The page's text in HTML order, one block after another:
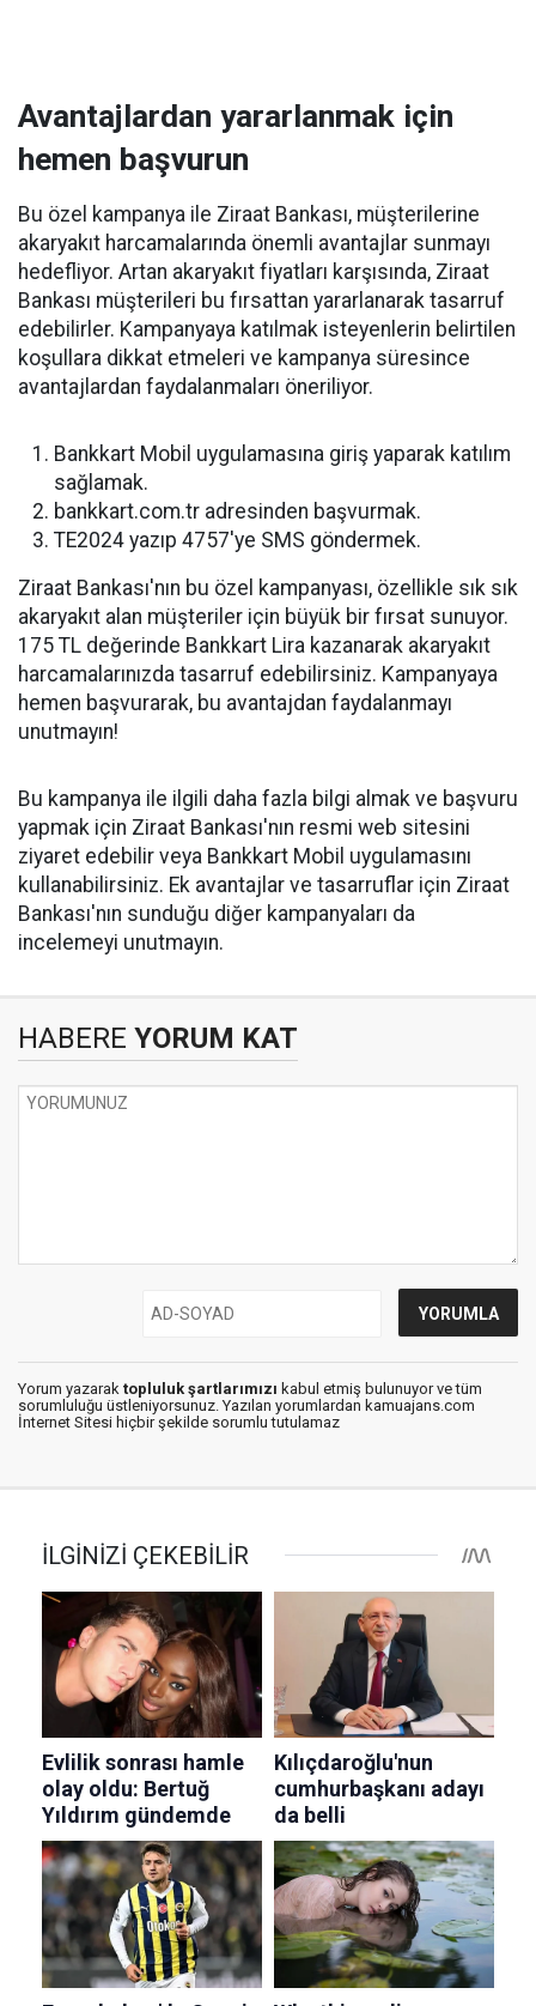
Avantajlardan yararlanmak için
hemen başvurun
Bu özel kampanya ile Ziraat Bankası, müşterilerine
akaryakıt harcamalarında önemli avantajlar sunmayı
hedefliyor. Artan akaryakıt fiyatları karşısında, Ziraat
Bankası müşterileri bu fırsattan yararlanarak tasarruf
edebilirler. Kampanyaya katılmak isteyenlerin belirtilen
koşullara dikkat etmeleri ve kampanya süresince
avantajlardan faydalanmaları öneriliyor.
Bankkart Mobil uygulamasına giriş yaparak katılım
sağlamak.
bankkart.com.tr adresinden başvurmak.
TE2024 yazıp 4757'ye SMS göndermek.
Ziraat Bankası'nın bu özel kampanyası, özellikle sık sık
akaryakıt alan müşteriler için büyük bir fırsat sunuyor.
175 TL değerinde Bankkart Lira kazanarak akaryakıt
harcamalarınızda tasarruf edebilirsiniz. Kampanyaya
hemen başvurarak, bu avantajdan faydalanmayı
unutmayın!
Bu kampanya ile ilgili daha fazla bilgi almak ve başvuru
yapmak için Ziraat Bankası'nın resmi web sitesini
ziyaret edebilir veya Bankkart Mobil uygulamasını
kullanabilirsiniz. Ek avantajlar ve tasarruflar için Ziraat
Bankası'nın sunduğu diğer kampanyaları da
incelemeyi unutmayın.
HABERE YORUM KAT
Yorum yazarak topluluk şartlarımızı kabul etmiş bulunuyor ve tüm
sorumluluğu üstleniyorsunuz. Yazılan yorumlardan kamuajans.com
İnternet Sitesi hiçbir şekilde sorumlu tutulamaz